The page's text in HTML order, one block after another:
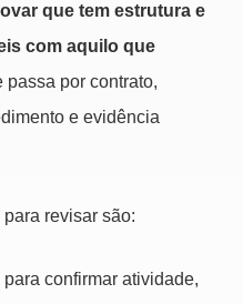
que tem estrutura e
com aquilo que
passa por contrato,
e evidência
revisar são:
para confirmar atividade,